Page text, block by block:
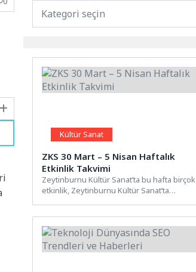
Kültür Sanat
ZKS 30 Mart – 5 Nisan Haftalık
Etkinlik Takvimi
Zeytinburnu Kültür Sanat’ta bu hafta birçok
etkinlik, Zeytinburnu Kültür Sanat’ta